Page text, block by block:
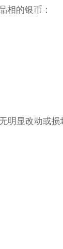
相的银币：
明显改动或损